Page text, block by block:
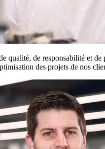
qualité, de responsabilité et
des projets de nos